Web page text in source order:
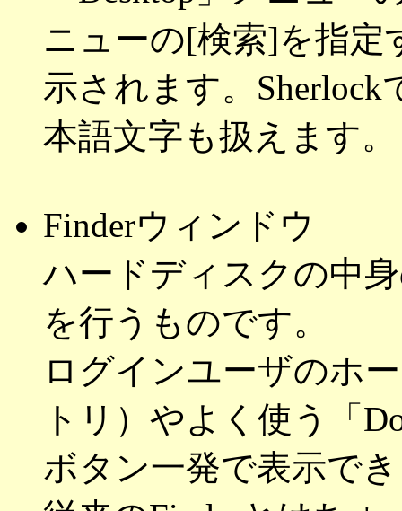
ニューの[検索]を指定
示されます。
本語文字も扱えます。
Finderウィンドウ
ハードディスクの中
を行うものです。
ログインユーザのホ
トリ）やよく使う「
ボタン一発で表示で